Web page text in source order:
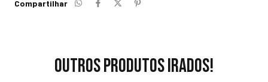
Compartilhar
Outros produtos irados!